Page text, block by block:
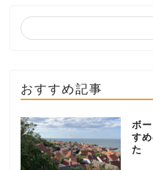
おすすめ記事
ボ
す
た